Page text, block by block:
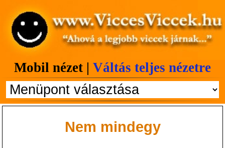
Mobil nézet | Váltás teljes nézetre
Nem mindegy